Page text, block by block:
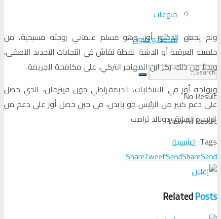
منوعات
ثقافة و فنون
No Result
View All Result
ولم يجعل الدكتور أوز، وهو مسلم علماني زوجته مسيحية، من
خلفيته العرقية أو الدينية نقطة نقاش في انتخابات التجديد النصفي،
وبدلاً من ذلك، ركز ابن المهاجر التركي، على مكافحة الجريمة.
ويواجه أوز في الانتخابات، الديمقراطي جون فيترمان، الذي حصل
على دعم كبير من الرئيس جو بايدن، في حين حصل أوز على دعم من
الرئيس السابق دونالد ترامب.
Tags: الرئيسية
ShareTweetSendShareSend
RelatedPosts